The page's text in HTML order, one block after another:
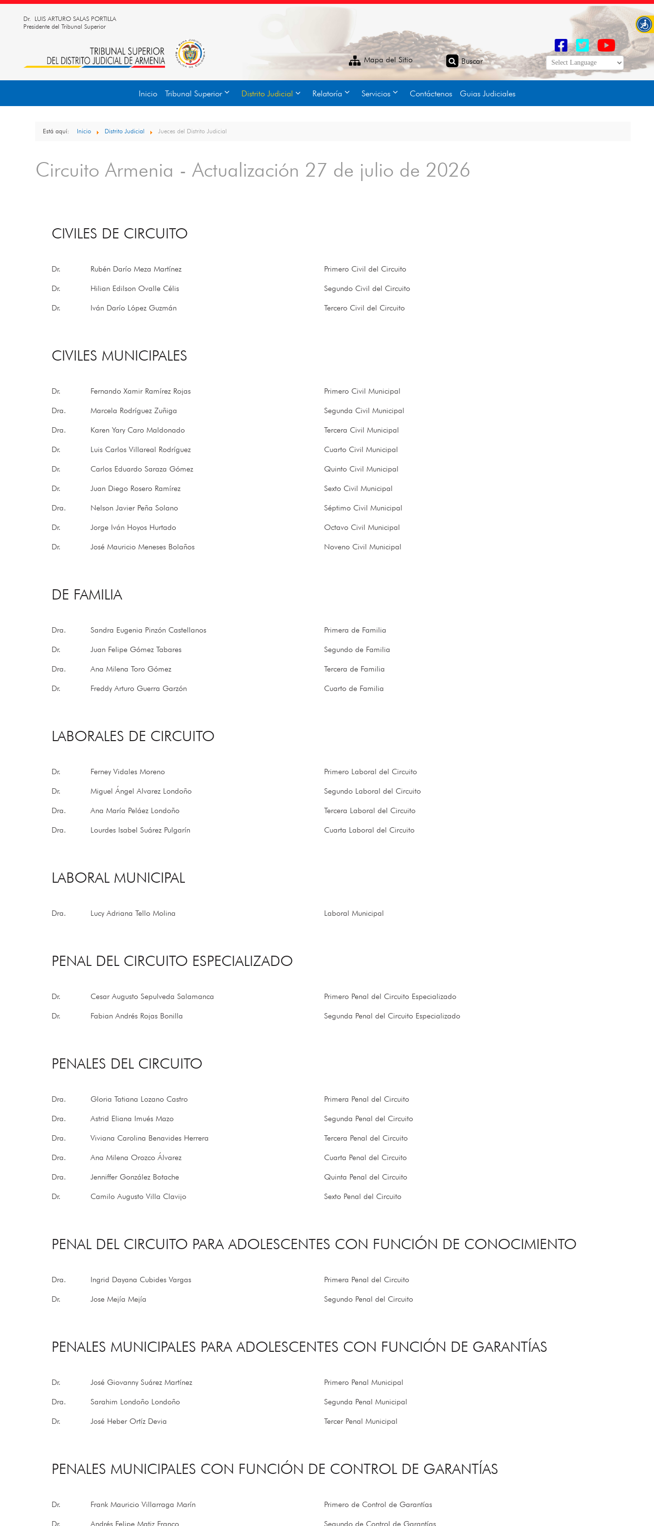
Dr. LUIS ARTURO SALAS PORTILLA
Presidente del Tribunal Superior
Mapa del Sitio
Inicio Tribunal Superior Distrito Judicial Relatoría Servicios Contáctenos Guias Judiciales
Está aquí: Inicio Distrito Judicial Jueces del Distrito Judicial
Circuito Armenia - Actualización 27 de julio de 2026
CIVILES DE CIRCUITO
Dr. Rubén Darío Meza Martínez Primero Civil del Circuito
Dr. Hilian Edilson Ovalle Célis Segundo Civil del Circuito
Dr. Iván Darío López Guzmán Tercero Civil del Circuito
CIVILES MUNICIPALES
Dr. Fernando Xamir Ramírez Rojas Primero Civil Municipal
Dra. Marcela Rodríguez Zuñiga Segunda Civil Municipal
Dra. Karen Yary Caro Maldonado Tercera Civil Municipal
Dr. Luis Carlos Villareal Rodríguez Cuarto Civil Municipal
Dr. Carlos Eduardo Saraza Gómez Quinto Civil Municipal
Dr. Juan Diego Rosero Ramírez Sexto Civil Municipal
Dra. Nelson Javier Peña Solano Séptimo Civil Municipal
Dr. Jorge Iván Hoyos Hurtado Octavo Civil Municipal
Dr. José Mauricio Meneses Bolaños Noveno Civil Municipal
DE FAMILIA
Dra. Sandra Eugenia Pinzón Castellanos Primera de Familia
Dr. Juan Felipe Gómez Tabares Segundo de Familia
Dra. Ana Milena Toro Gómez Tercera de Familia
Dr. Freddy Arturo Guerra Garzón Cuarto de Familia
LABORALES DE CIRCUITO
Dr. Ferney Vidales Moreno Primero Laboral del Circuito
Dr. Miguel Ángel Alvarez Londoño Segundo Laboral del Circuito
Dra. Ana María Peláez Londoño Tercera Laboral del Circuito
Dra. Lourdes Isabel Suárez Pulgarín Cuarta Laboral del Circuito
LABORAL MUNICIPAL
Dra. Lucy Adriana Tello Molina Laboral Municipal
PENAL DEL CIRCUITO ESPECIALIZADO
Dr. Cesar Augusto Sepulveda Salamanca Primero Penal del Circuito Especializado
Dr. Fabian Andrés Rojas Bonilla Segunda Penal del Circuito Especializado
PENALES DEL CIRCUITO
Dra. Gloria Tatiana Lozano Castro Primera Penal del Circuito
Dra. Astrid Eliana Imués Mazo Segunda Penal del Circuito
Dra. Viviana Carolina Benavides Herrera Tercera Penal del Circuito
Dra. Ana Milena Orozco Álvarez Cuarta Penal del Circuito
Dra. Jenniffer González Botache Quinta Penal del Circuito
Dr. Camilo Augusto Villa Clavijo Sexto Penal del Circuito
PENAL DEL CIRCUITO PARA ADOLESCENTES CON FUNCIÓN DE CONOCIMIENTO
Dra. Ingrid Dayana Cubides Vargas Primera Penal del Circuito
Dr. Jose Mejía Mejía Segundo Penal del Circuito
PENALES MUNICIPALES PARA ADOLESCENTES CON FUNCIÓN DE GARANTÍAS
Dr. José Giovanny Suárez Martínez Primero Penal Municipal
Dra. Sarahim Londoño Londoño Segunda Penal Municipal
Dr. José Heber Ortíz Devia Tercer Penal Municipal
PENALES MUNICIPALES CON FUNCIÓN DE CONTROL DE GARANTÍAS
Dr. Frank Mauricio Villarraga Marín Primero de Control de Garantías
Dr. Andrés Felipe Matiz Franco Segundo de Control de Garantías